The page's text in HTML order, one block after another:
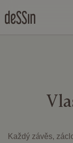
Každý závěs,